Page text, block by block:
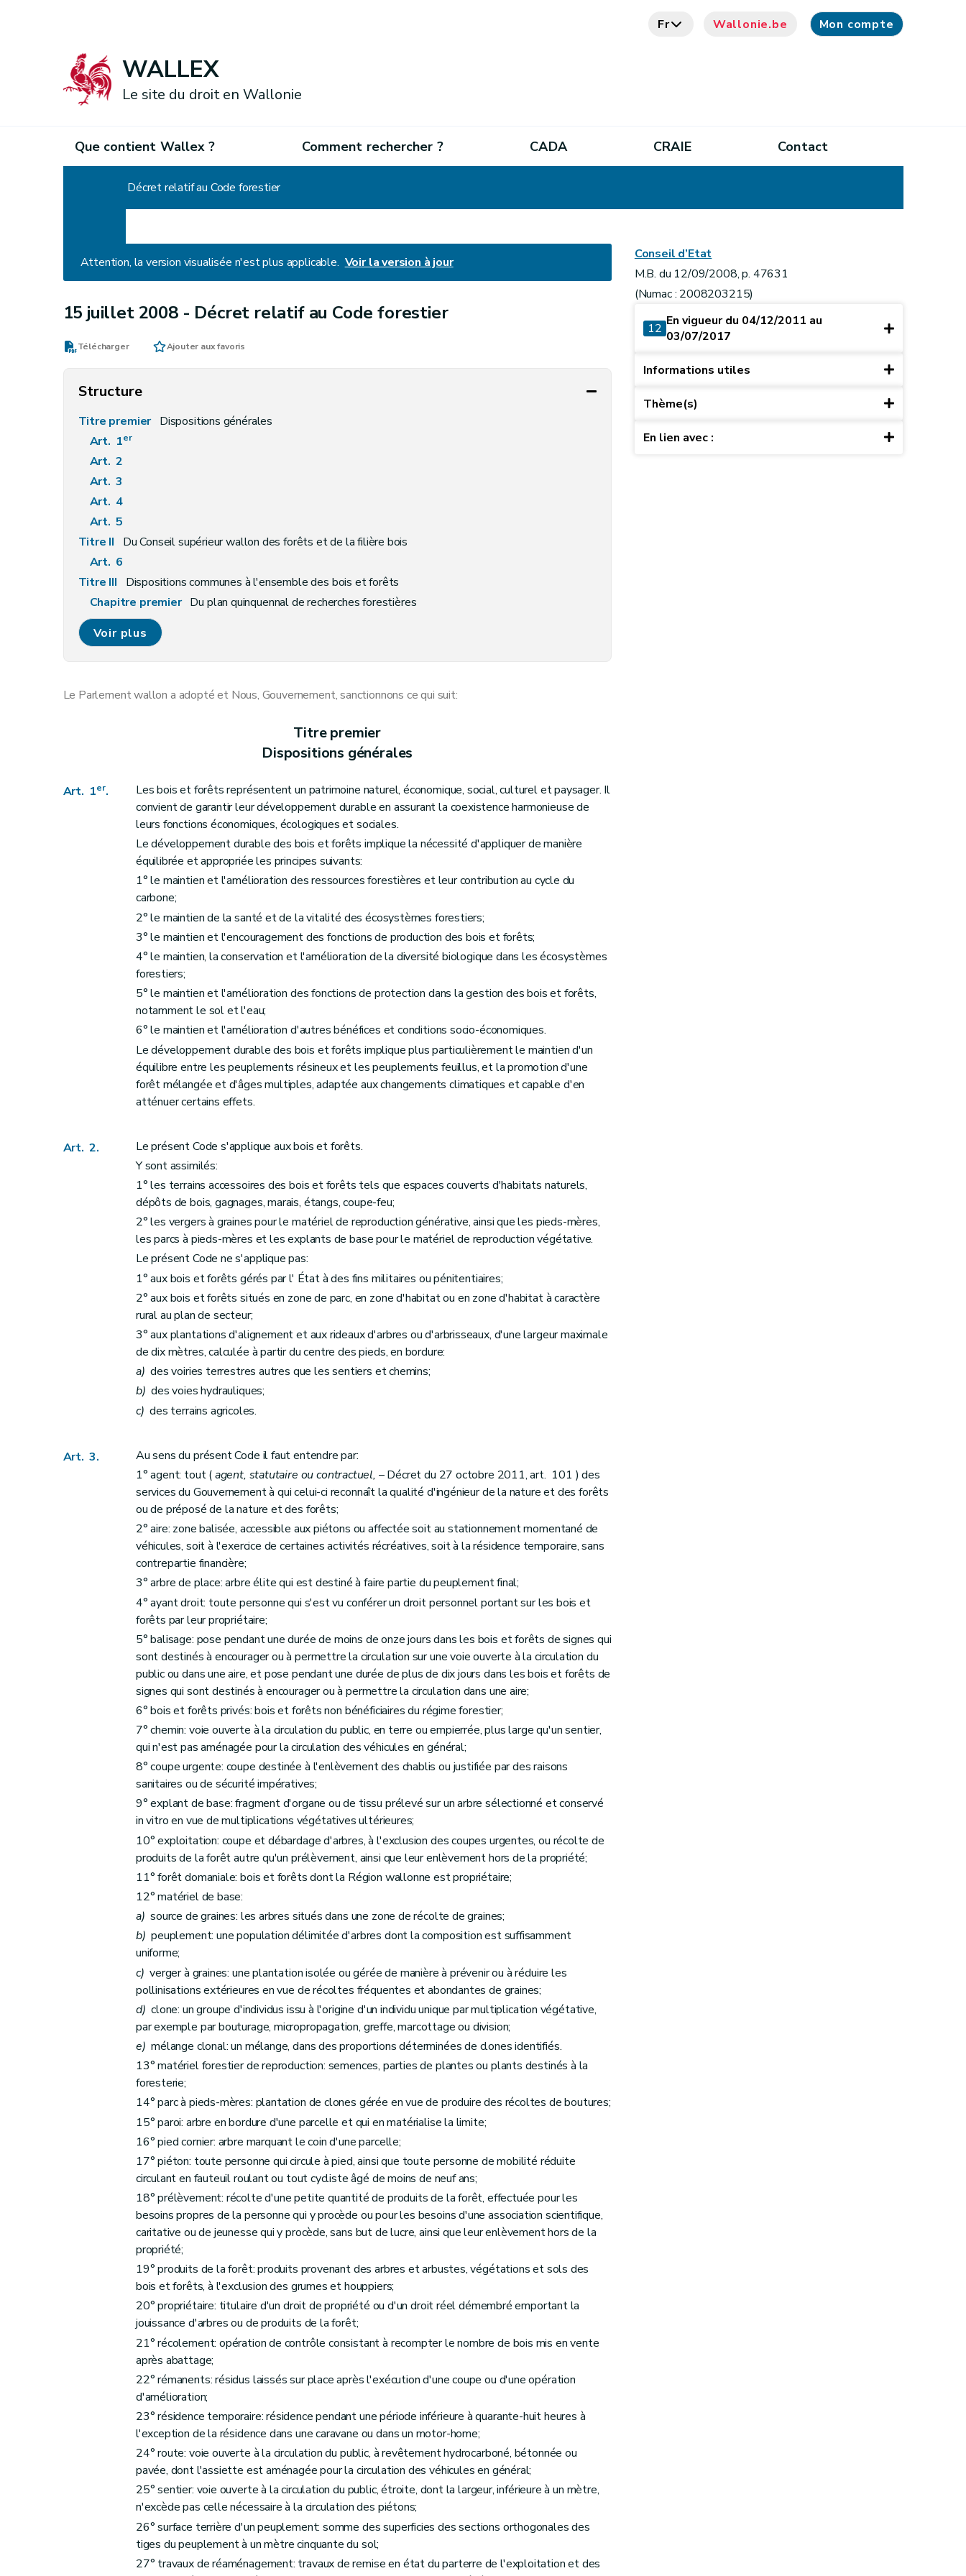
Fr Wallonie.be Mon compte
WALLEX
Le site du droit en Wallonie
Que contient Wallex ? Comment rechercher ? CADA CRAIE Contact
Décret relatif au Code forestier
Attention, la version visualisée n'est plus applicable. Voir la version à jour
15 juillet 2008 - Décret relatif au Code forestier
Télécharger Ajouter aux favoris
Structure
Titre premier Dispositions générales
Art. 1er
Art. 2
Art. 3
Art. 4
Art. 5
Titre II
Du Conseil supérieur wallon des forêts et de la filière bois
Art. 6
Titre III
Dispositions communes à l'ensemble des bois et forêts
Chapitre premier Du plan quinquennal de recherches forestières
Art. 7
Chapitre II De la cellule d'inventaire permanent des ressources forestières
Art. 10
Chapitre IV
De la circulation du public dans les bois et forêts
Section première Dispositions générales
Art. 13
Art. 14
Art. 16
Art. 17
Section 2 Dispositions particulières à certains modes de locomotion ou à certaines activités
Art. 18
Art. 19
Art. 20
Art. 21
Art. 22
Art. 23
Art. 24
Section 3 Dispositions particulières aux balisages, aux balises, aux aires et aux zones délimitées accessibles aux activités de jeunesse et aux mouvements encadrés à vocation pédagogique ou thérapeutique
Art. 25
Art. 26
Art. 28
Art. 29
Chapitre V Des subventions
Art. 30
Chapitre VI De la conservation des bois et forêts
Art. 31
Art. 32
Art. 33
Art. 34
Art. 35
Art. 36
Art. 37
Art. 38
Art. 39
Art. 41
Art. 42
Art. 43
Art. 44
Art. 45
Art. 47
Art. 48
Art. 49
Art. 50
Art. 51
Du régime forestier
Chapitre premier Champ d'application du régime forestier
Art. 52
Art. 53
Art. 54
Art. 55
Chapitre II Des agents
Art. 56
Chapitre III Des plans d'aménagement
Art. 59
Art. 60
Art. 61
Art. 62
Art. 63
Art. 64
Art. 65
Art. 66
Art. 67
Art. 68
Art. 69
Art. 70
De la conservation des bois et forêts
Des ventes de coupe, d'arbres ou de produits de la forêt
Section première
Dispositions générales
Art. 72
Art. 73
Art. 74
Art. 75
Art. 76
Art. 77
Art. 78
Section 2
Dispositions particulières aux bois et forêts autres que les forêts domaniales
Art. 79
Chapitre VI Des exploitations
Art. 80
Art. 81
Art. 82
Art. 83
Art. 84
Art. 85
Art. 86
Art. 87
Art. 88
Voir plus
Le Parlement wallon a adopté et Nous, Gouvernement, sanctionnons ce qui suit:
Titre premier
Dispositions générales
Art. 1er.
Les bois et forêts représentent un patrimoine naturel, économique, social, culturel et paysager. Il
convient de garantir leur développement durable en assurant la coexistence harmonieuse de
leurs fonctions économiques, écologiques et sociales.
Le développement durable des bois et forêts implique la nécessité d'appliquer de manière
équilibrée et appropriée les principes suivants:
1° le maintien et l'amélioration des ressources forestières et leur contribution au cycle du
carbone;
2° le maintien de la santé et de la vitalité des écosystèmes forestiers;
3° le maintien et l'encouragement des fonctions de production des bois et forêts;
4° le maintien, la conservation et l'amélioration de la diversité biologique dans les écosystèmes
forestiers;
5° le maintien et l'amélioration des fonctions de protection dans la gestion des bois et forêts,
notamment le sol et l'eau;
6° le maintien et l'amélioration d'autres bénéfices et conditions socio-économiques.
Le développement durable des bois et forêts implique plus particulièrement le maintien d'un
équilibre entre les peuplements résineux et les peuplements feuillus, et la promotion d'une
forêt mélangée et d'âges multiples, adaptée aux changements climatiques et capable d'en
atténuer certains effets.
Art. 2.
Le présent Code s'applique aux bois et forêts.
Y sont assimilés:
1° les terrains accessoires des bois et forêts tels que espaces couverts d'habitats naturels,
dépôts de bois, gagnages, marais, étangs, coupe-feu;
2° les vergers à graines pour le matériel de reproduction générative, ainsi que les pieds-mères,
les parcs à pieds-mères et les explants de base pour le matériel de reproduction végétative.
Le présent Code ne s'applique pas:
1° aux bois et forêts gérés par l' État à des fins militaires ou pénitentiaires;
2° aux bois et forêts situés en zone de parc, en zone d'habitat ou en zone d'habitat à caractère
rural au plan de secteur;
3° aux plantations d'alignement et aux rideaux d'arbres ou d'arbrisseaux, d'une largeur maximale
de dix mètres, calculée à partir du centre des pieds, en bordure:
a) des voiries terrestres autres que les sentiers et chemins;
b) des voies hydrauliques;
c) des terrains agricoles.
Art. 3.
Au sens du présent Code il faut entendre par:
1° agent: tout (agent, statutaire ou contractuel, – Décret du 27 octobre 2011, art. 101 ) des
services du Gouvernement à qui celui-ci reconnaît la qualité d'ingénieur de la nature et des forêts
ou de préposé de la nature et des forêts;
2° aire: zone balisée, accessible aux piétons ou affectée soit au stationnement momentané de
véhicules, soit à l'exercice de certaines activités récréatives, soit à la résidence temporaire, sans
contrepartie financière;
3° arbre de place: arbre élite qui est destiné à faire partie du peuplement final;
4° ayant droit: toute personne qui s'est vu conférer un droit personnel portant sur les bois et
forêts par leur propriétaire;
5° balisage: pose pendant une durée de moins de onze jours dans les bois et forêts de signes qui
sont destinés à encourager ou à permettre la circulation sur une voie ouverte à la circulation du
public ou dans une aire, et pose pendant une durée de plus de dix jours dans les bois et forêts de
signes qui sont destinés à encourager ou à permettre la circulation dans une aire;
6° bois et forêts privés: bois et forêts non bénéficiaires du régime forestier;
7° chemin: voie ouverte à la circulation du public, en terre ou empierrée, plus large qu'un sentier,
qui n'est pas aménagée pour la circulation des véhicules en général;
8° coupe urgente: coupe destinée à l'enlèvement des chablis ou justifiée par des raisons
sanitaires ou de sécurité impératives;
9° explant de base: fragment d'organe ou de tissu prélevé sur un arbre sélectionné et conservé
in vitro en vue de multiplications végétatives ultérieures;
10° exploitation: coupe et débardage d'arbres, à l'exclusion des coupes urgentes, ou récolte de
produits de la forêt autre qu'un prélèvement, ainsi que leur enlèvement hors de la propriété;
11° forêt domaniale: bois et forêts dont la Région wallonne est propriétaire;
12° matériel de base:
a) source de graines: les arbres situés dans une zone de récolte de graines;
b) peuplement: une population délimitée d'arbres dont la composition est suffisamment
uniforme;
c) verger à graines: une plantation isolée ou gérée de manière à prévenir ou à réduire les
pollinisations extérieures en vue de récoltes fréquentes et abondantes de graines;
d) clone: un groupe d'individus issu à l'origine d'un individu unique par multiplication végétative,
par exemple par bouturage, micropropagation, greffe, marcottage ou division;
e) mélange clonal: un mélange, dans des proportions déterminées de clones identifiés.
13° matériel forestier de reproduction: semences, parties de plantes ou plants destinés à la
foresterie;
14° parc à pieds-mères: plantation de clones gérée en vue de produire des récoltes de boutures;
15° paroi: arbre en bordure d'une parcelle et qui en matérialise la limite;
16° pied cornier: arbre marquant le coin d'une parcelle;
17° piéton: toute personne qui circule à pied, ainsi que toute personne de mobilité réduite
circulant en fauteuil roulant ou tout cycliste âgé de moins de neuf ans;
18° prélèvement: récolte d'une petite quantité de produits de la forêt, effectuée pour les
besoins propres de la personne qui y procède ou pour les besoins d'une association scientifique,
caritative ou de jeunesse qui y procède, sans but de lucre, ainsi que leur enlèvement hors de la
propriété;
19° produits de la forêt: produits provenant des arbres et arbustes, végétations et sols des
bois et forêts, à l'exclusion des grumes et houppiers;
20° propriétaire: titulaire d'un droit de propriété ou d'un droit réel démembré emportant la
jouissance d'arbres ou de produits de la forêt;
21° récolement: opération de contrôle consistant à recompter le nombre de bois mis en vente
après abattage;
22° rémanents: résidus laissés sur place après l'exécution d'une coupe ou d'une opération
d'amélioration;
23° résidence temporaire: résidence pendant une période inférieure à quarante-huit heures à
l'exception de la résidence dans une caravane ou dans un motor-home;
24° route: voie ouverte à la circulation du public, à revêtement hydrocarboné, bétonnée ou
pavée, dont l'assiette est aménagée pour la circulation des véhicules en général;
25° sentier: voie ouverte à la circulation du public, étroite, dont la largeur, inférieure à un mètre,
n'excède pas celle nécessaire à la circulation des piétons;
26° surface terrière d'un peuplement: somme des superficies des sections orthogonales des
tiges du peuplement à un mètre cinquante du sol;
27° travaux de réaménagement: travaux de remise en état du parterre de l'exploitation et des
Conseil d’Etat
M.B. du 12/09/2008, p. 47631
(Numac : 2008203215)
12 En vigueur du 04/12/2011 au
03/07/2017
Informations utiles
Thème(s)
En lien avec :